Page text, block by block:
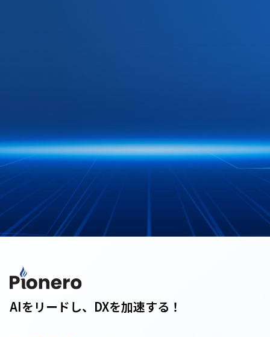
AIをリードし、DXを加速する！